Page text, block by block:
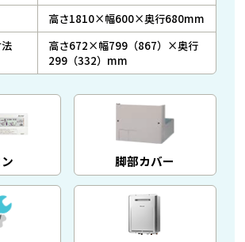
高さ1810×幅600×奥行680mm
高さ672×幅799（867）×奥行
299（332）mm
脚部カバー